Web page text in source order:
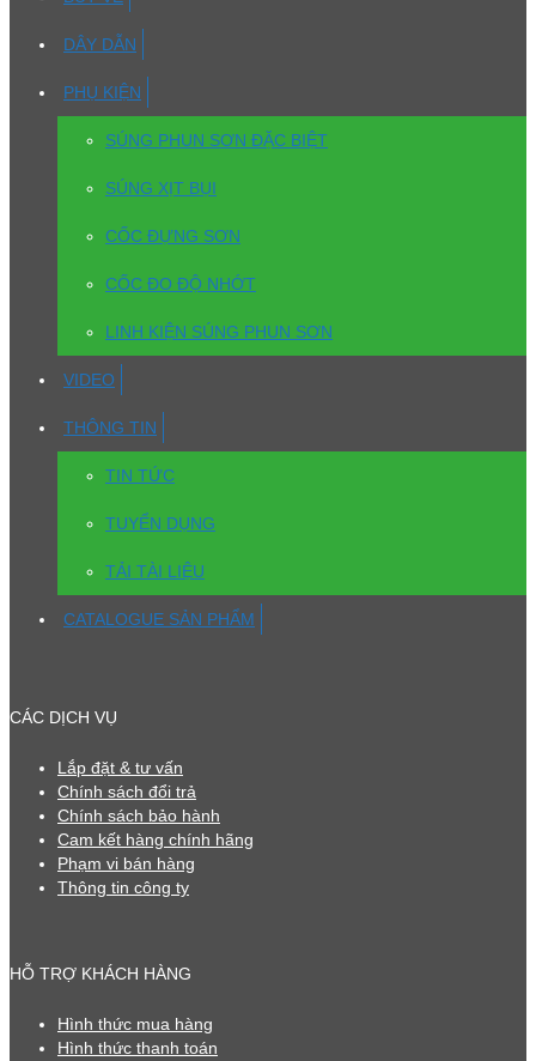
DÂY DẪN
PHỤ KIỆN
SÚNG PHUN SƠN ĐẶC BIỆT
SÚNG XỊT BỤI
CỐC ĐỰNG SƠN
CỐC ĐO ĐỘ NHỚT
LINH KIỆN SÚNG PHUN SƠN
VIDEO
THÔNG TIN
TIN TỨC
TUYỂN DỤNG
TẢI TÀI LIỆU
CATALOGUE SẢN PHẨM
CÁC DỊCH VỤ
Lắp đặt & tư vấn
Chính sách đổi trả
Chính sách bảo hành
Cam kết hàng chính hãng
Phạm vi bán hàng
Thông tin công ty
HỖ TRỢ KHÁCH HÀNG
Hình thức mua hàng
Hình thức thanh toán